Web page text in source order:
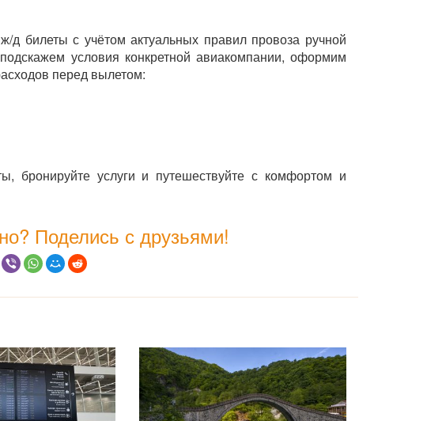
билеты с учётом актуальных правил провоза ручной
условия конкретной авиакомпании, оформим
перед вылетом:
бронируйте услуги и путешествуйте с комфортом и
Поделись с друзьями!